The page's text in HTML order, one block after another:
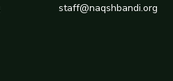
staff@naqshbandi.org